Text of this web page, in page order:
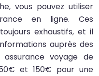
vous pouvez utiliser
en ligne. Ces
exhaustifs, et il
auprès des
assurance voyage de
et 150€ pour une